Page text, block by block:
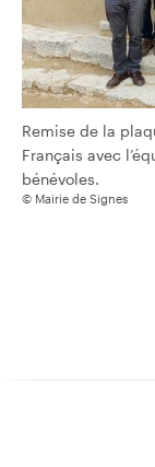
Remise de la
Français avec
bénévoles.
© Mairie de Signes